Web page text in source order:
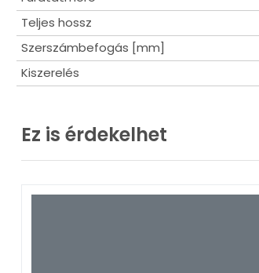
Teljes hossz
Szerszámbefogás [mm]
Kiszerelés
Ez is érdekelhet